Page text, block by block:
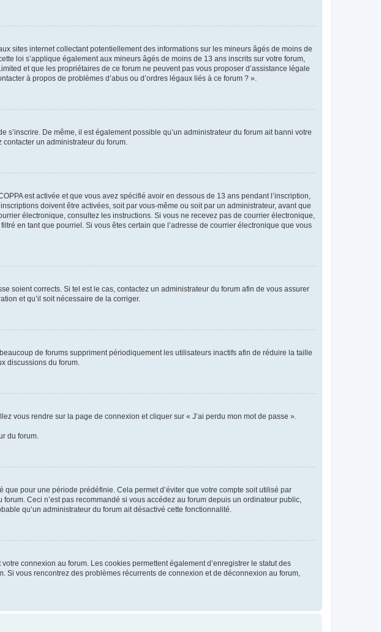
sites internet collectant potentiellement des informations sur les mineurs âgés de moins de
loi s’applique également aux mineurs âgés de moins de 13 ans inscrits sur votre forum,
et que les propriétaires de ce forum ne peuvent pas vous proposer d’assistance légale
à propos de problèmes d’abus ou d’ordres légaux liés à ce forum ? ».
De même, il est également possible qu’un administrateur du forum ait banni votre
un administrateur du forum.
est activée et que vous avez spécifié avoir en dessous de 13 ans pendant l’inscription,
doivent être activées, soit par vous-même ou soit par un administrateur, avant que
électronique, consultez les instructions. Si vous ne recevez pas de courrier électronique,
en tant que pourriel. Si vous êtes certain que l’adresse de courrier électronique que vous
soient corrects. Si tel est le cas, contactez un administrateur du forum afin de vous assurer
et qu’il soit nécessaire de la corriger.
de forums suppriment périodiquement les utilisateurs inactifs afin de réduire la taille
discussions du forum.
vous rendre sur la page de connexion et cliquer sur « J’ai perdu mon mot de passe ».
du forum.
pour une période prédéfinie. Cela permet d’éviter que votre compte soit utilisé par
Ceci n’est pas recommandé si vous accédez au forum depuis un ordinateur public,
qu’un administrateur du forum ait désactivé cette fonctionnalité.
connexion au forum. Les cookies permettent également d’enregistrer le statut des
vous rencontrez des problèmes récurrents de connexion et de déconnexion au forum,